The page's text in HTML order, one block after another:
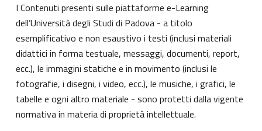
I Contenuti presenti sulle piattaforme e-Learning
dell’Università degli Studi di Padova - a titolo
esemplificativo e non esaustivo i testi (inclusi materiali
didattici in forma testuale, messaggi, documenti, report,
ecc.), le immagini statiche e in movimento (inclusi le
fotografie, i disegni, i video, ecc.), le musiche, i grafici, le
tabelle e ogni altro materiale - sono protetti dalla vigente
normativa in materia di proprietà intellettuale.